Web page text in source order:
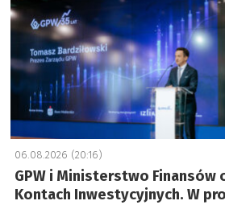
06.08.2026 (20:16)
GPW i Ministerstwo Finansów
Kontach Inwestycyjnych. W